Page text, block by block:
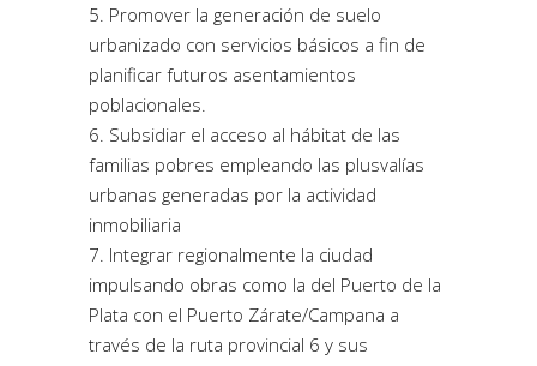
Promover la generación de suelo
urbanizado con servicios básicos a fin de
planificar futuros asentamientos
poblacionales.
Subsidiar el acceso al hábitat de las
familias pobres empleando las plusvalías
urbanas generadas por la actividad
inmobiliaria
Integrar regionalmente la ciudad
impulsando obras como la del Puerto de la
Plata con el Puerto Zárate/Campana a
través de la ruta provincial 6 y sus